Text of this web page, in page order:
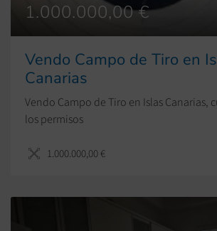
1.000.000,00 €
Vendo Campo de Tiro en
Canarias
Vendo Campo de Tiro en Islas Canarias,
los permisos
1.000.000,00 €